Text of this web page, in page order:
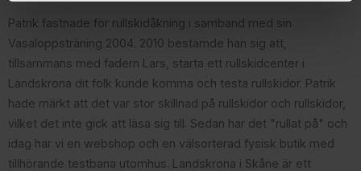
Patrik fastnade för rullskidåkning i samband med sin
Vasaloppsträning 2004. 2010 bestämde han sig att,
tillsammans med fadern Lars, starta ett rullskidcenter i
Landskrona dit folk kunde komma och testa rullskidor. Patrik
hade märkt att det var stor skillnad på rullskidor och rullskidor,
vilket det inte gick att läsa sig till. Sedan har det "rullat på" och
idag har vi en webshop och en välsorterad fysisk butik med
tillhörande testbana utomhus. Landskrona i Skåne är ett